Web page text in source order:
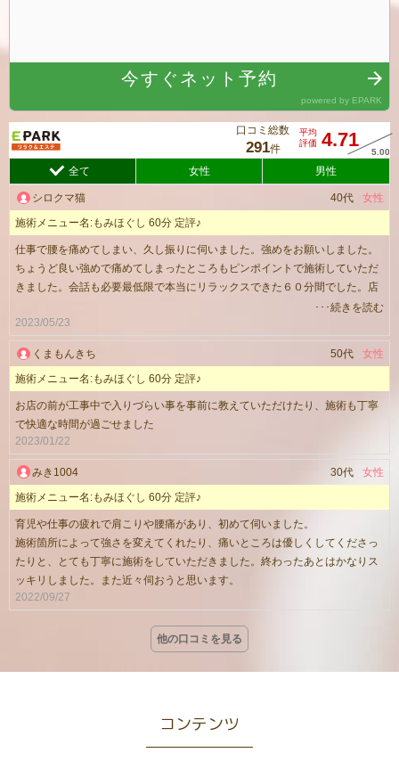
口コミ総数
291件
平均
評価 4.71
全て 女性 男性
シロクマ猫 40代
女性
施術メニュー名:もみほぐし 60分 定評♪
仕事で腰を痛めてしまい、久し振りに伺いました。強めをお願いしました。
ちょうど良い強めで痛めてしまったところもピンポイントで施術していただ
きました。会話も必要最低限で本当にリラックスできた６０分間でした。店
舗内もスッキリしていて、ベットや枕に掛けてあったタオルもシワひとつ無
く綺麗に敷いてあり清潔感がありました。またお邪魔しようと思っておりま
す。
･･･続きを読む
2023/05/23
くまもんきち 50代
女性
施術メニュー名:もみほぐし 60分 定評♪
お店の前が工事中で入りづらい事を事前に教えていただけたり、施術も丁寧
で快適な時間が過ごせました
2023/01/22
みき1004 30代
女性
施術メニュー名:もみほぐし 60分 定評♪
育児や仕事の疲れで肩こりや腰痛があり、初めて伺いました。
施術箇所によって強さを変えてくれたり、痛いところは優しくしてくださっ
たりと、とても丁寧に施術をしていただきました。終わったあとはかなりス
ッキリしました。また近々伺おうと思います。
2022/09/27
他の口コミを見る
コンテンツ